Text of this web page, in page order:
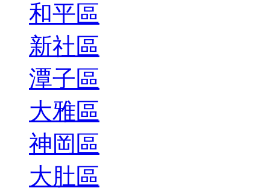
和平區
新社區
潭子區
大雅區
神岡區
大肚區